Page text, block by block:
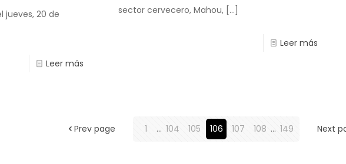
jueves, 20 de
Leer más
sector cervecero, Mahou,[…]
Leer más
Prev page 1 ... 104 105 106 107 108 ... 149 Next